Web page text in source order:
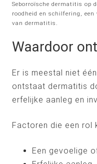
Seborroïsche dermatitis op
roodheid en schilfering, een
van dermatitis.
Waardoor
Er is meestal niet
ontstaat dermatitis
erfelijke aanleg en
Factoren die een rol
Een gevoelige